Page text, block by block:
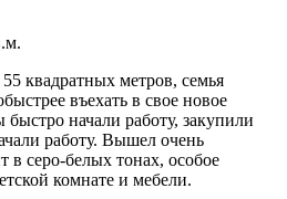
квадратных метров, семья
въехать в свое новое
начали работу, закупили
работу. Вышел очень
в серо-белых тонах, особое
комнате и мебели.